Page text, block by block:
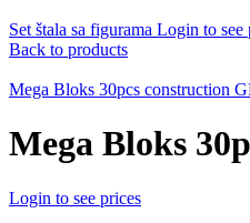
Set štala sa figurama Login to see
Back to products
Mega Bloks 30pcs construction
Mega Bloks
Login to see prices